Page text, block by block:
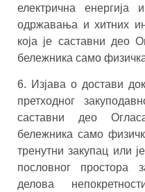
електрична
одржавања и хитних
која је саставни део
бележника само
6. Изјава о достави
претходног
саставни део
бележника само
тренутни закупац или
пословног простора
делова